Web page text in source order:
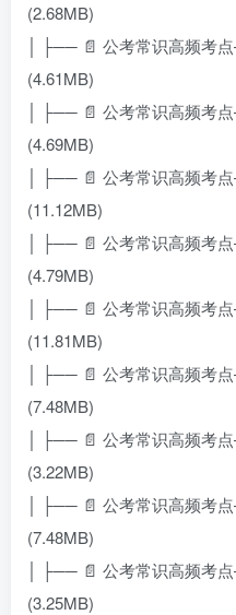
(2.68MB)
│ ├── 📄 公考常识高频考
(4.61MB)
│ ├── 📄 公考常识高频考
(4.69MB)
│ ├── 📄 公考常识高频考
(11.12MB)
│ ├── 📄 公考常识高频考
(4.79MB)
│ ├── 📄 公考常识高频考
(11.81MB)
│ ├── 📄 公考常识高频考
(7.48MB)
│ ├── 📄 公考常识高频考
(3.22MB)
│ ├── 📄 公考常识高频考
(7.48MB)
│ ├── 📄 公考常识高频考
(3.25MB)